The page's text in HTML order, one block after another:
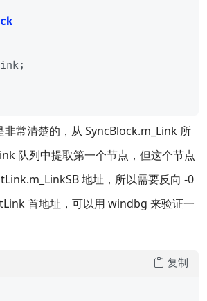
非常清楚的，从 SyncBlock.m_Link 所
队列中提取第一个节点，但这个节点
地址，所以需要反向 -0
首地址，可以用 windbg 来验证一
复制